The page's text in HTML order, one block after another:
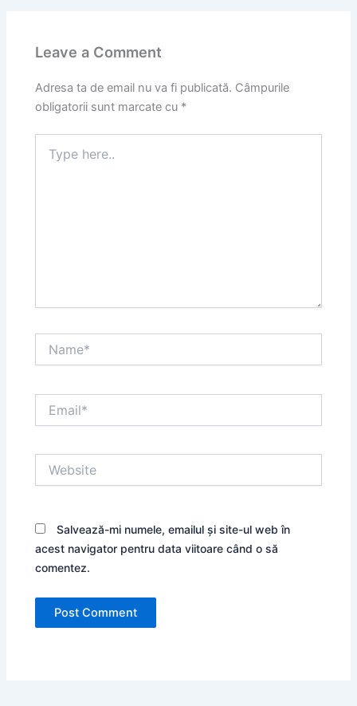
Leave a Comment
Adresa ta de email nu va fi publicată. Câmpurile
obligatorii sunt marcate cu *
here..
Salvează-mi numele, emailul și site-ul web în
acest navigator pentru data viitoare când o să
comentez.